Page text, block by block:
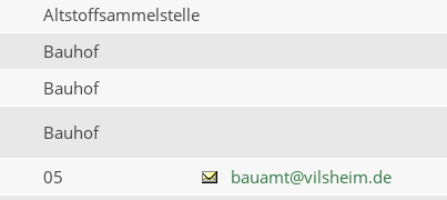
Altstoffsammelstelle
Bauhof
Bauhof
Bauhof
05
bauamt@vilsheim.de